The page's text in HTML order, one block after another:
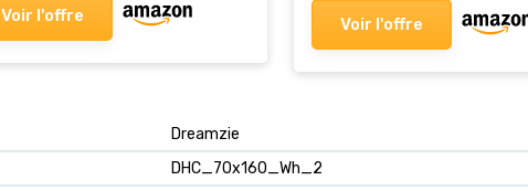
Voir l'offre Voir l'offre
‎Dreamzie
‎DHC_70x160_Wh_2